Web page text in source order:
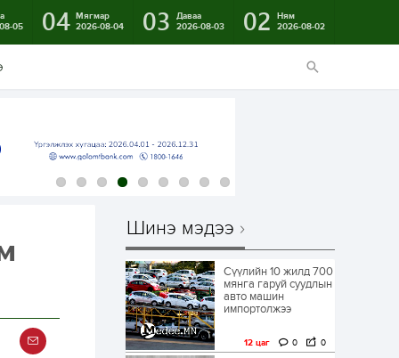
05
04 Мягмар
2026-08-04
03
Даваа
2026-08-03
02
Ням
2026-08-02
Шинэ мэдээ
Сүүлийн 10 жилд 700
мянга гаруй суудлын
авто машин
импортолжээ
12 цаг 0 0